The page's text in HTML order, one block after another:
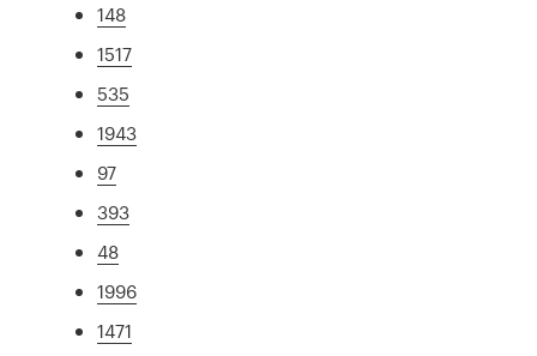
148
1517
535
1943
97
393
48
1996
1471